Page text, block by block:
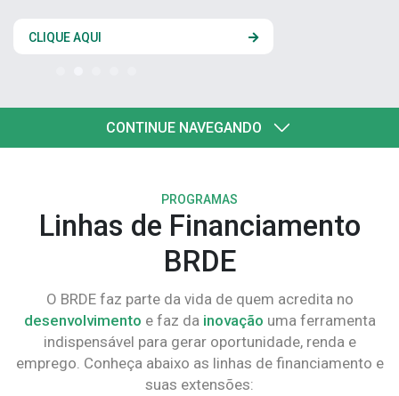
CLIQUE AQUI
CONTINUE NAVEGANDO
PROGRAMAS
Linhas de Financiamento
BRDE
O BRDE faz parte da vida de quem acredita no
desenvolvimento e faz da inovação uma ferramenta
indispensável para gerar oportunidade, renda e
emprego. Conheça abaixo as linhas de financiamento e
suas extensões: